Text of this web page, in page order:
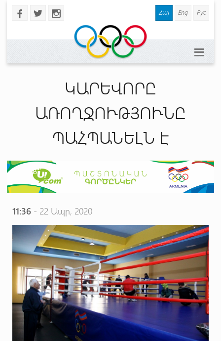
b a x Հայ Eng Рус
ԿԱՐԵՎՈՐԸ
ԱՌՈՂՋՈՒԹՅՈՒՆԸ
ՊԱՀՊԱՆԵԼՆ Է
11:36- 22 Ապր, 2020